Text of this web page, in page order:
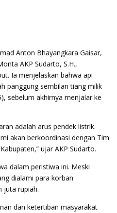
Anton Bhayangkara Gaisar,
AKP Sudarto, S.H.,
Ia menjelaskan bahwa api
panggung sembilan tiang milik
sebelum akhirnya menjalar ke
adalah arus pendek listrik.
akan berkoordinasi dengan Tim
ujar AKP Sudarto.
dalam peristiwa ini. Meski
dialami para korban
juta rupiah.
dan ketertiban masyarakat